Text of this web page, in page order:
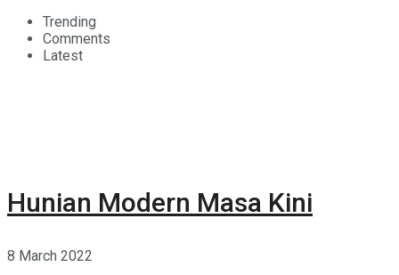
Trending
Comments
Latest
Hunian Modern Masa Kini
8 March 2022